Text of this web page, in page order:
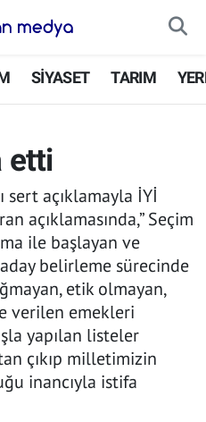
SİYASET TARIM
etti
sert açıklamayla İYİ
açıklamasında,” Seçim
ile başlayan ve
belirleme sürecinde
etik olmayan,
verilen emekleri
yapılan listeler
çıkıp milletimizin
inancıyla istifa
ve Fikstür